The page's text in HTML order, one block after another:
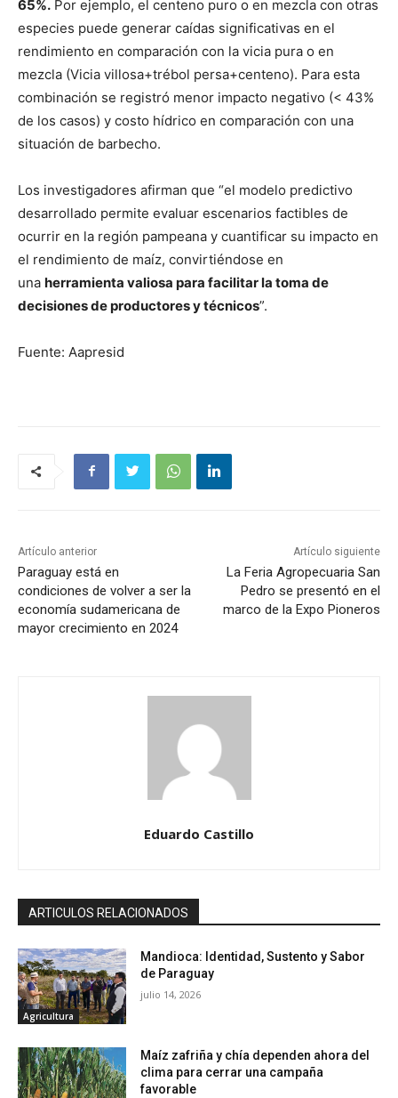
65%. Por ejemplo, el centeno puro o en mezcla con otras
especies puede generar caídas significativas en el
rendimiento en comparación con la vicia pura o en
mezcla (Vicia villosa+trébol persa+centeno). Para esta
combinación se registró menor impacto negativo (< 43%
de los casos) y costo hídrico en comparación con una
situación de barbecho.
Los investigadores afirman que “el modelo predictivo
desarrollado permite evaluar escenarios factibles de
ocurrir en la región pampeana y cuantificar su impacto en
el rendimiento de maíz, convirtiéndose en
una herramienta valiosa para facilitar la toma de
decisiones de productores y técnicos”.
Fuente: Aapresid
Artículo anterior
Paraguay está en
condiciones de volver a ser la
economía sudamericana de
mayor crecimiento en 2024
Artículo siguiente
La Feria Agropecuaria San
Pedro se presentó en el
marco de la Expo Pioneros
Eduardo Castillo
ARTICULOS RELACIONADOS
Agricultura
Mandioca: Identidad, Sustento y Sabor
de Paraguay
julio 14, 2026
Maíz zafriña y chía dependen ahora del
clima para cerrar una campaña
favorable